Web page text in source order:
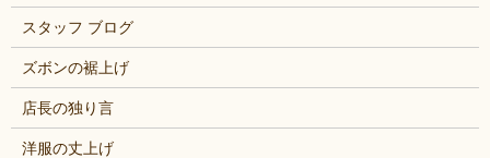
スタッフ ブログ
ズボンの裾上げ
店長の独り言
洋服の丈上げ